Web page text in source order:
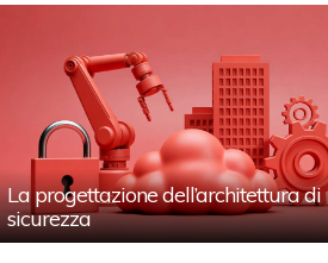
La progettazione dell’architettura di
sicurezza